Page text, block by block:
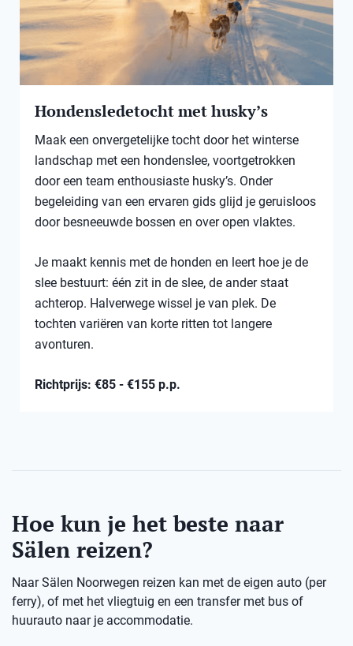
Hondensledetocht met husky’s
Maak een onvergetelijke tocht door het winterse
landschap met een hondenslee, voortgetrokken
door een team enthousiaste husky’s. Onder
begeleiding van een ervaren gids glijd je geruisloos
door besneeuwde bossen en over open vlaktes.
Je maakt kennis met de honden en leert hoe je de
slee bestuurt: één zit in de slee, de ander staat
achterop. Halverwege wissel je van plek. De
tochten variëren van korte ritten tot langere
avonturen.
Richtprijs: €85 - €155 p.p.
Hoe kun je het beste naar
Sälen reizen?
Naar Sälen Noorwegen reizen kan met de eigen auto (per
ferry), of met het vliegtuig en een transfer met bus of
huurauto naar je accommodatie.